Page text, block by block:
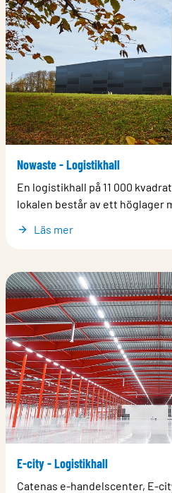
Nowaste - Logistikhall
En logistikhall på 11 000
lokalen består av ett höglager
Läs mer
E-city - Logistikhall
Catenas e-handelscenter, E-